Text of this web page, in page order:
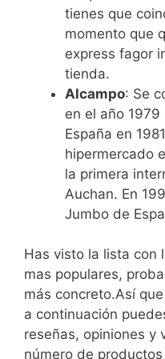
tienes que
momento que
express fagor
tienda.
Alcampo: Se
en el año
España en
hipermercado
la primera
Auchan. En
Jumbo de
Has visto la lista con
mas populares,
más concreto.Así
a continuación
reseñas, opiniones y
número de